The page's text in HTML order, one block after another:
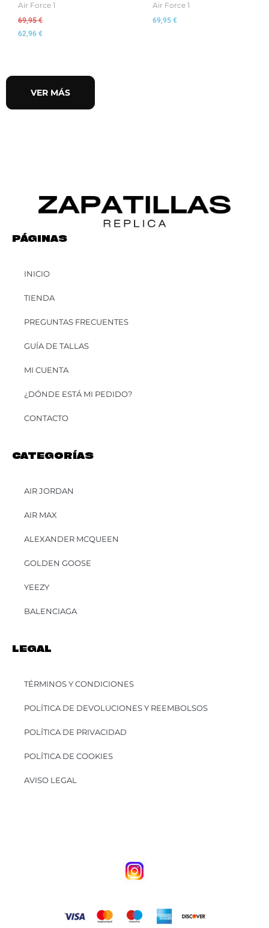
Air Force 1
69,95€
62,96 €
Air Force 1
69,95 €
VER MÁS
PÁGINAS
INICIO
TIENDA
PREGUNTAS FRECUENTES
GUÍA DE TALLAS
MI CUENTA
¿DÓNDE ESTÁ MI PEDIDO?
CONTACTO
CATEGORÍAS
AIR JORDAN
AIR MAX
ALEXANDER MCQUEEN
GOLDEN GOOSE
YEEZY
BALENCIAGA
LEGAL
TÉRMINOS Y CONDICIONES
POLÍTICA DE DEVOLUCIONES Y REEMBOLSOS
POLÍTICA DE PRIVACIDAD
POLÍTICA DE COOKIES
AVISO LEGAL